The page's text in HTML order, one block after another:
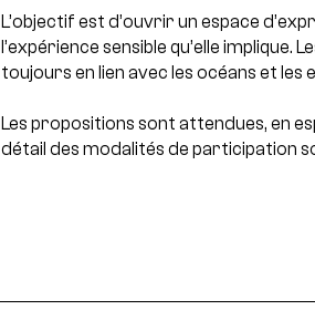
L’objectif est d’ouvrir un espace
l’expérience sensible qu’elle
toujours en lien avec les océans et
Les propositions sont attendues, en
détail des modalités de participation